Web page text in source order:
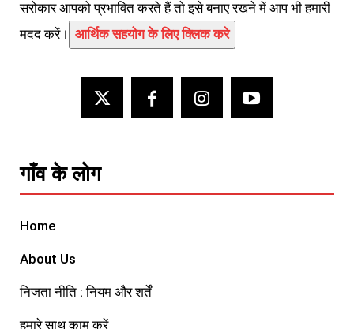
सरोकार आपको प्रभावित करते हैं तो इसे बनाए रखने में आप भी हमारी
मदद करें। आर्थिक सहयोग के लिए क्लिक करे
गाँव के लोग
Home
About Us
निजता नीति : नियम और शर्तें
हमारे साथ काम करें